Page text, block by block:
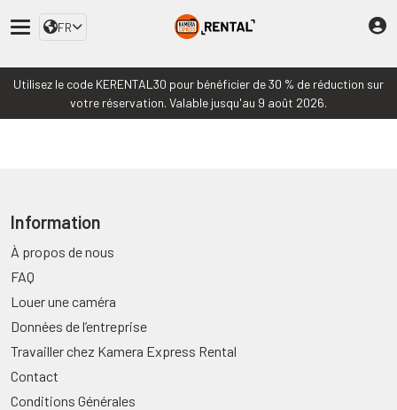
FR
Utilisez le code KERENTAL30 pour bénéficier de 30 % de réduction sur
votre réservation. Valable jusqu'au 9 août 2026.
Information
À propos de nous
FAQ
Louer une caméra
Données de l’entreprise
Travailler chez Kamera Express Rental
Contact
Conditions Générales